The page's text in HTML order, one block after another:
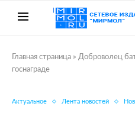
Главная страница » Доброволец
госнаграде
Актуальное Лента новостей